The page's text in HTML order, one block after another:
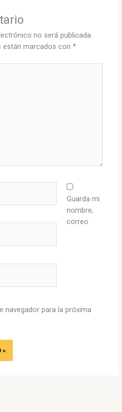
no será publicada.
están marcados con*
Guarda mi
nombre,
correo
navegador para la próxima